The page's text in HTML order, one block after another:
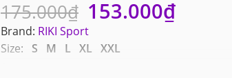
175.000₫ 153.000₫
Brand: RIKI Sport
Size: S M L XL XXL